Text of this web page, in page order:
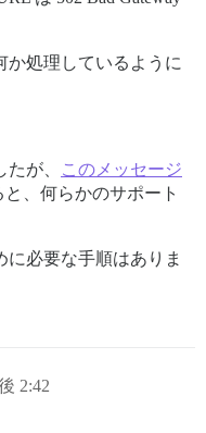
か処理しているように
が、
このメッセージ
と、何らかのサポート
に必要な手順はありま
2:42